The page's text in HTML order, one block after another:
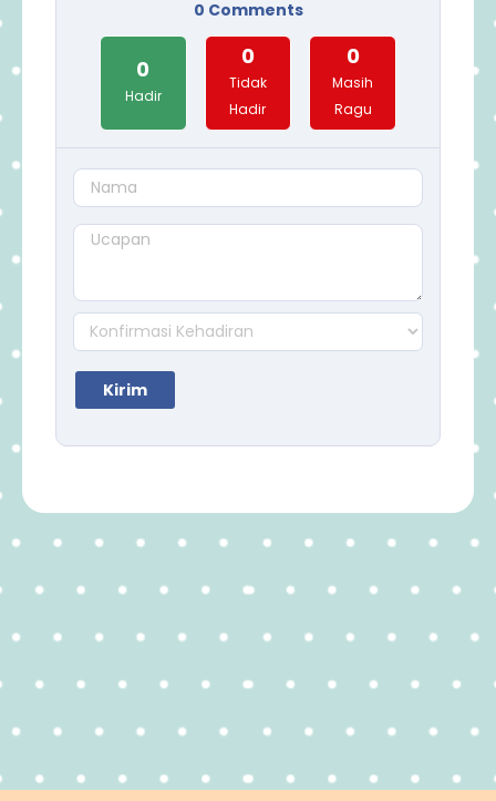
0 Comments
0
Hadir
0
Tidak
Hadir
0
Masih
Ragu